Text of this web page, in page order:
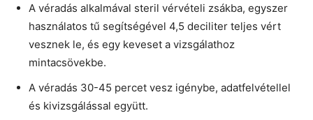
A véradás alkalmával steril vérvételi zsákba, egyszer
használatos tű segítségével 4,5 deciliter teljes vért
vesznek le, és egy keveset a vizsgálathoz
mintacsövekbe.
A véradás 30-45 percet vesz igénybe, adatfelvétellel
és kivizsgálással együtt.